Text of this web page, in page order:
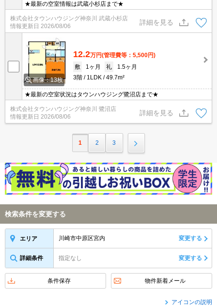
★最新の空室情報は武蔵小杉店まで★
株式会社タウンハウジング神奈川 武蔵小杉店
情報更新日 2026/08/06
詳細を見る
画像：13枚
12.2万円(管理費等：5,500円)
敷
1ヶ月 礼
1.5ヶ月
3階
1LDK 49.7m²
★最新の空室状況はタウンハウジング鷺沼店まで★
株式会社タウンハウジング神奈川 鷺沼店
情報更新日 2026/08/06
詳細を見る
1 2 3
検索条件を変更する
エリア 川崎市中原区宮内 変更する
詳細条件 指定なし 変更する
条件保存 物件新着メール
アイコンの説明